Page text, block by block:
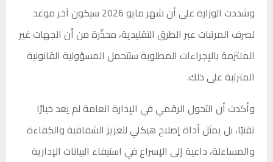
وشددت الوزارة على أن شهر مايو 2026 سيكون آخر موعد
لصرف المرتبات عبر الطرق التقليدية، محذّرة من أن الجهات غير
الملتزمة بالإجراءات المطلوبة ستتحمل المسؤولية القانونية
المترتبة على ذلك.
وأكدت أن التحول الرقمي في الإدارة العامة لم يعد خيارًا
تقنيًا، بل يمثل أداة إصلاح هيكلي لتعزيز الشفافية والكفاءة
والمساءلة، داعية إلى الإسراع في استيفاء البيانات الإدارية